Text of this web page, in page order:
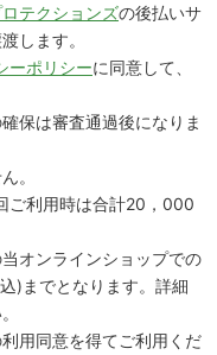
テクションズの後払いサ
します。
ーポリシーに同意して、
保は審査通過後になりま
。
ご利用時は合計20，000
オンラインショップでの
)までとなります。詳細
用同意を得てご利用くだ